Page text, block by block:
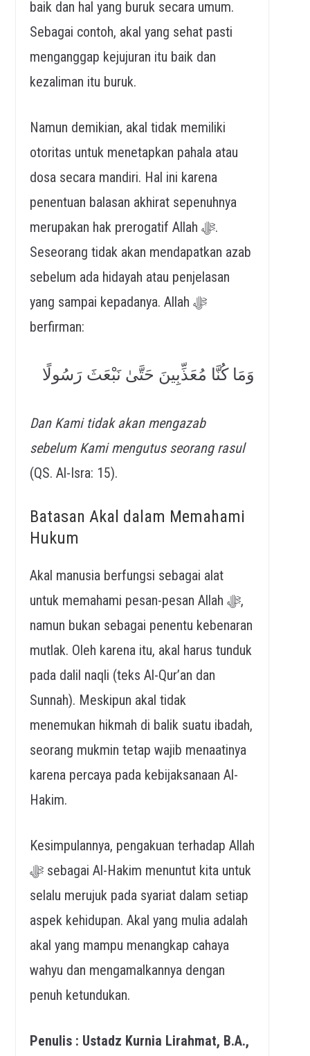
baik dan hal yang buruk secara umum.
Sebagai contoh, akal yang sehat pasti
menganggap kejujuran itu baik dan
kezaliman itu buruk.
Namun demikian, akal tidak memiliki
otoritas untuk menetapkan pahala atau
dosa secara mandiri. Hal ini karena
penentuan balasan akhirat sepenuhnya
merupakan hak prerogatif Allah ﷻ.
Seseorang tidak akan mendapatkan azab
sebelum ada hidayah atau penjelasan
yang sampai kepadanya. Allah ﷻ
berfirman:
وَمَا كُنَّا مُعَذِّبِينَ حَتَّىٰ نَبْعَثَ رَسُولًا
Dan Kami tidak akan mengazab
sebelum Kami mengutus seorang rasul
(QS. Al-Isra: 15).
Batasan Akal dalam Memahami
Hukum
Akal manusia berfungsi sebagai alat
untuk memahami pesan-pesan Allah ﷻ,
namun bukan sebagai penentu kebenaran
mutlak. Oleh karena itu, akal harus tunduk
pada dalil naqli (teks Al-Qur’an dan
Sunnah). Meskipun akal tidak
menemukan hikmah di balik suatu ibadah,
seorang mukmin tetap wajib menaatinya
karena percaya pada kebijaksanaan Al-
Hakim.
Kesimpulannya, pengakuan terhadap Allah
ﷻ sebagai Al-Hakim menuntut kita untuk
selalu merujuk pada syariat dalam setiap
aspek kehidupan. Akal yang mulia adalah
akal yang mampu menangkap cahaya
wahyu dan mengamalkannya dengan
penuh ketundukan.
Penulis : Ustadz Kurnia Lirahmat, B.A.,